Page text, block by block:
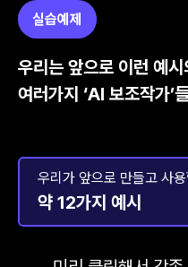
실습예제
우리는 앞으로 이런 예시
여러가지 ‘AI 보조작가’
우리가 앞으로 만들고 사용
약 12가지 예시